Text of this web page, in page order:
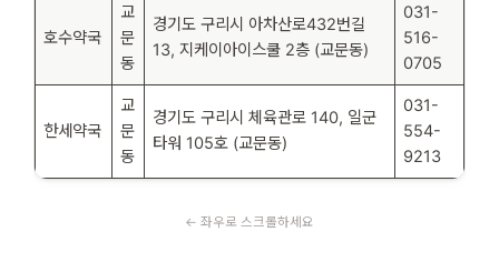
호수약국
교
문
동
경기도 구리시 아차산로432번길
13, 지케이아이스쿨 2층 (교문동)
031-
516-
0705
한세약국
교
문
동
경기도 구리시 체육관로 140, 일군
타워 105호 (교문동)
031-
554-
9213